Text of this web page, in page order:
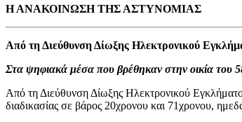
Η ΑΝΑΚΟΙΝΩΣΗ ΤΗΣ ΑΣΤΥΝΟΜΙΑΣ
Από τη Διεύθυνση Δίωξης Ηλεκτρονικού
Στα ψηφιακά μέσα που βρέθηκαν στην οικία του
Από τη Διεύθυνση Δίωξης Ηλεκτρονικού
διαδικασίας σε βάρος 20χρονου και 71χρονου,